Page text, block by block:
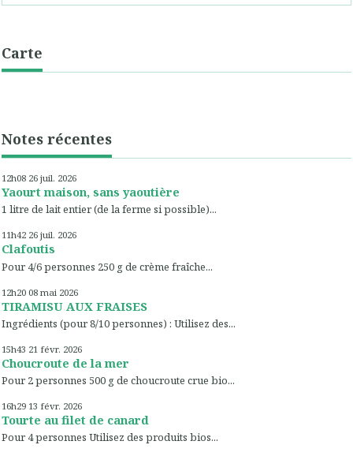
Carte
Notes récentes
12h08 26 juil. 2026
Yaourt maison, sans yaoutière
1 litre de lait entier (de la ferme si possible)...
11h42 26 juil. 2026
Clafoutis
Pour 4/6 personnes 250 g de crème fraîche...
12h20 08 mai 2026
TIRAMISU AUX FRAISES
Ingrédients (pour 8/10 personnes) : Utilisez des...
15h43 21 févr. 2026
Choucroute de la mer
Pour 2 personnes 500 g de choucroute crue bio...
16h29 13 févr. 2026
Tourte au filet de canard
Pour 4 personnes Utilisez des produits bios...